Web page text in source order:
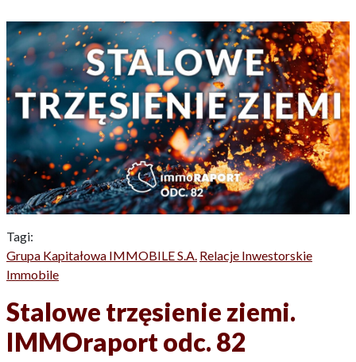
Tagi:
Grupa Kapitałowa IMMOBILE S.A. Relacje Inwestorskie
Immobile
Stalowe trzęsienie ziemi.
IMMOraport odc. 82